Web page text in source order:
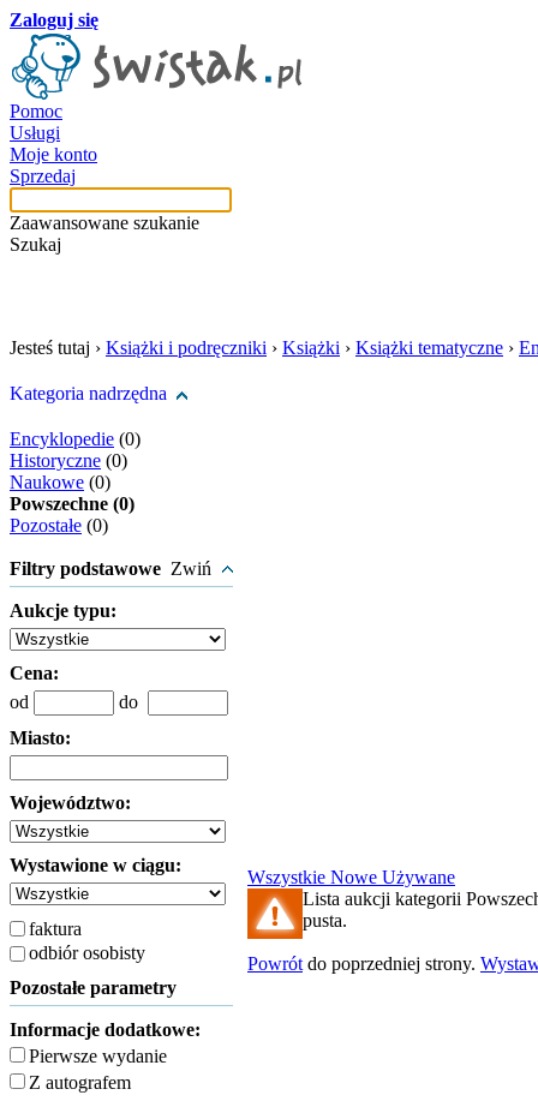
Zaloguj się
Pomoc
Usługi
Moje konto
Sprzedaj
Zaawansowane szukanie
Szukaj
Jesteś tutaj › Książki i podręczniki › Książki › Książki tematyczne ›
Kategoria nadrzędna
Encyklopedie (0)
Historyczne (0)
Naukowe (0)
Powszechne (0)
Pozostałe (0)
Filtry podstawowe Zwiń
Aukcje typu:
Cena:
od
do
Miasto:
Województwo:
Wystawione w ciągu:
faktura
odbiór osobisty
Pozostałe parametry
Informacje dodatkowe:
Pierwsze wydanie
Z autografem
Wszystkie Nowe Używane
Lista aukcji kategorii
pusta.
Powrót do poprzedniej strony.